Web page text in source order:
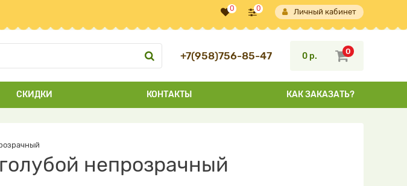
0 0 Личный кабинет
+7(958)756-85-47 0
0 р.
СКИДКИ КОНТАКТЫ КАК ЗАКАЗАТЬ?
непрозрачный